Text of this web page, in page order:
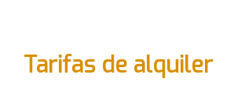
Tarifas de alquiler